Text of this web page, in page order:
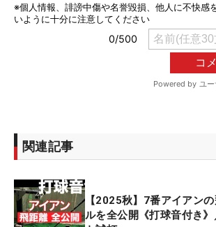
関連記事
【2025秋】7番アイアン
ルを全公開《打球音付き